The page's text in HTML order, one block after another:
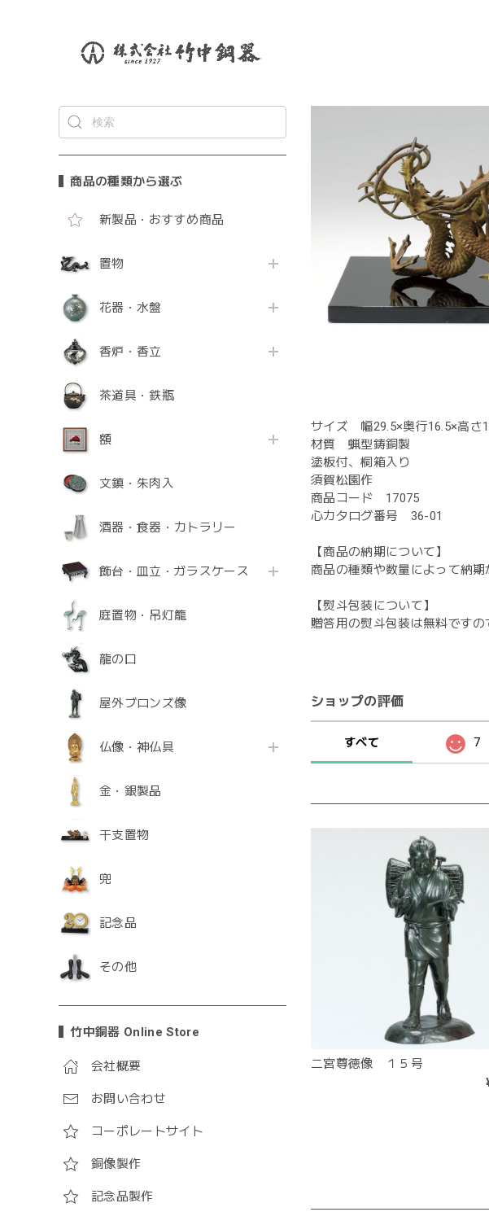
商品の種類から選ぶ
新製品・おすすめ商品
置物
花器・水盤
香炉・香立
茶道具・鉄瓶
額
文鎮・朱肉入
酒器・食器・カトラリー
飾台・皿立・ガラスケース
庭置物・吊灯籠
龍の口
屋外ブロンズ像
仏像・神仏具
金・銀製品
干支置物
兜
記念品
その他
竹中銅器 Online Store
会社概要
お問い合わせ
コーポレートサイト
銅像製作
記念品製作
サイズ 幅29.5×奥行16.5×高さ
材質 蝋型鋳銅製
塗板付、桐箱入り
須賀松園作
商品コード 17075
心カタログ番号 36-01
【商品の納期について】
商品の種類や数量によって納
【熨斗包装について】
贈答用の熨斗包装は無料です
ショップの評価
すべて 7
二宮尊徳像 １５号